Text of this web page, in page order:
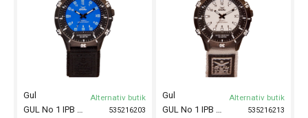
535216203
Gul
GUL No 1 IPB Blå Velcro 42mm
Alternativ butik
535216213
Gul
GUL No 1 IPB Grå Velcro 42mm
Alternativ butik